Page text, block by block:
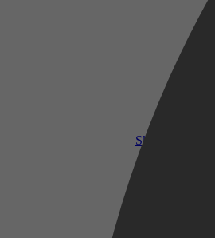
SkyShowtime